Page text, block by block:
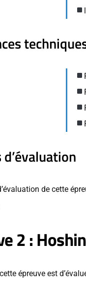
de cette
2 :
épreuve est